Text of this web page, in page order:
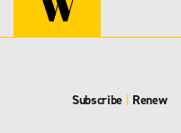
Subscribe Renew